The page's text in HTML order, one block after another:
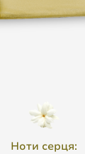
Ноти серця: